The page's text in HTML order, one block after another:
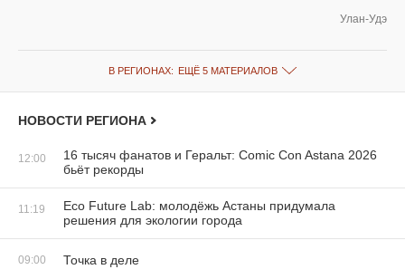
Улан-Удэ
В РЕГИОНАХ: ЕЩЁ 5 МАТЕРИАЛОВ
НОВОСТИ РЕГИОНА
12:00
16 тысяч фанатов и Геральт: Comic Con Astana 2026
бьёт рекорды
11:19
Eco Future Lab: молодёжь Астаны придумала
решения для экологии города
09:00 Точка в деле